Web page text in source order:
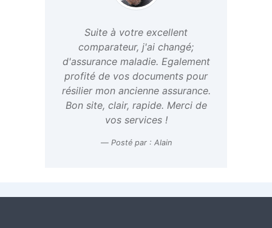
Suite à votre excellent
comparateur, j'ai changé;
d'assurance maladie. Egalement
profité de vos documents pour
résilier mon ancienne assurance.
Bon site, clair, rapide. Merci de
vos services !
Posté par : Alain